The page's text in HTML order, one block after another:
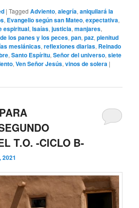
|Tagged Adviento,alegría,aniquilará la
, Evangelio según san Mateo,expectativa,
espiritual,Isaías,justicia,manjares,
los panes y los peces,pan,paz,plenitud
mesiánicas,reflexiones diarias, Reinado
,Santo Espíritu,Señor del universo,siete
,Ven Señor Jesús,vinos de solera |
T.O. -CICLO B-
2021